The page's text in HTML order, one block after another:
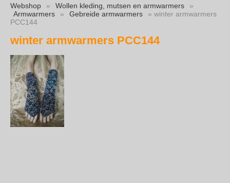
Webshop » Wollen kleding, mutsen en armwarmers
»
Armwarmers
» Gebreide armwarmers
» winter armwarmers
PCC144
winter armwarmers PCC144